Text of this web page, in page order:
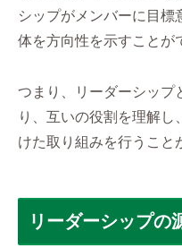
シップがメンバーに目標
体を方向性を示すことが
つまり、リーダーシップ
り、互いの役割を理解し
けた取り組みを行うこと
リーダーシップの